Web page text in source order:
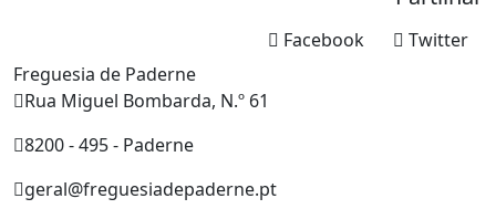
Twitter
Facebook
Freguesia de Paderne
Rua Miguel Bombarda, N.º 61
8200 - 495 - Paderne
geral@freguesiadepaderne.pt